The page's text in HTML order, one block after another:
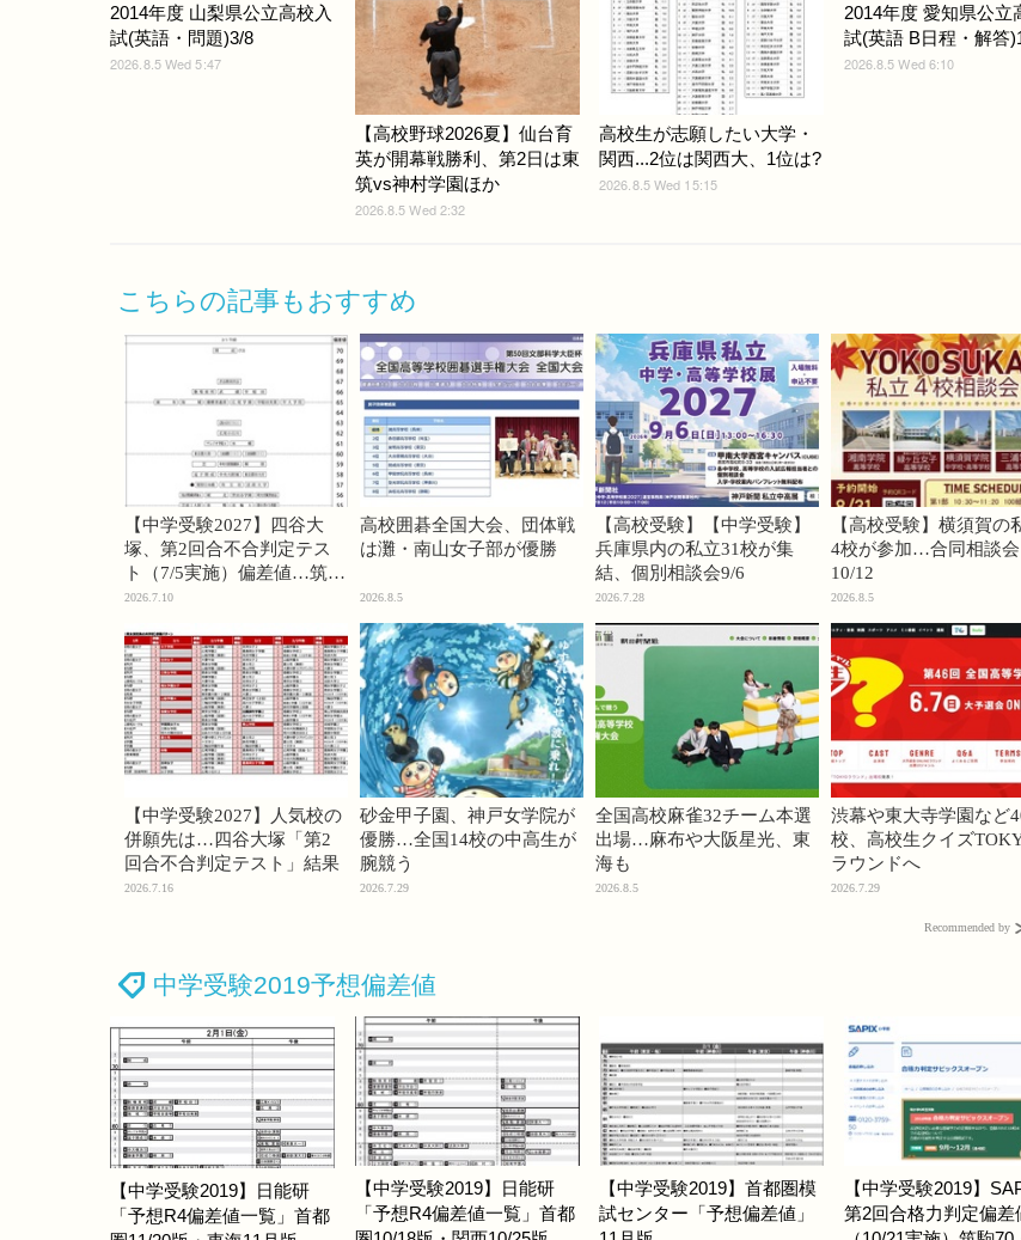
2014年度 山梨県公立高校入
試(英語・問題)3/8
2026.8.5 Wed 5:47
【高校野球2026夏】仙台育
英が開幕戦勝利、第2日は東
筑vs神村学園ほか
2026.8.5 Wed 2:32
高校生が志願したい大学・
関西...2位は関西大、1位は?
2026.8.5 Wed 15:15
2014年度 愛知県公立
試(英語 B日程・解答
2026.8.5 Wed 6:10
こちらの記事もおすすめ
【中学受験2027】四谷大
塚、第2回合不合判定テス
ト（7/5実施）偏差値…筑駒
74・桜蔭70＜PR＞
2026.7.10
高校囲碁全国大会、団体戦
は灘・南山女子部が優勝
2026.8.5
【高校受験】【中学受験】
兵庫県内の私立31校が集
結、個別相談会9/6
2026.7.28
【高校受験】横須賀の
4校が参加…合同相談会
10/12
2026.8.5
【中学受験2027】人気校の
併願先は…四谷大塚「第2
回合不合判定テスト」結果
2026.7.16
砂金甲子園、神戸女学院が
優勝…全国14校の中高生が
腕競う
2026.7.29
全国高校麻雀32チーム本選
出場…麻布や大阪星光、東
海も
2026.8.5
渋幕や東大寺学園など
校、高校生クイズ
ラウンドへ
2026.7.29
Recommended by
中学受験2019予想偏差値
【中学受験2019】日能研
「予想R4偏差値一覧」首都
【中学受験2019】日能研
「予想R4偏差値一覧」首都
【中学受験2019】首都圏模
試センター「予想偏差値」
【中学受験2019】
第2回合格力判定偏差